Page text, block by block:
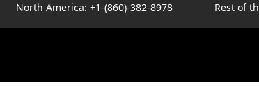
North America: +1-(860)-382-8978 Rest of